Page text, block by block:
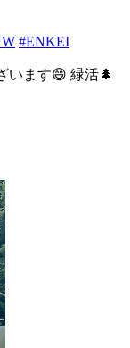
#ENKEI
います😄 緑活🌲